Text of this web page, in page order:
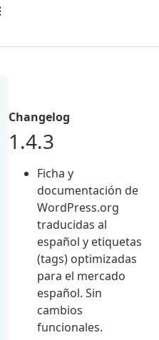
Changelog
1.4.3
Ficha y
documentación de
WordPress.org
traducidas al
español y etiquetas
(tags) optimizadas
para el mercado
español. Sin
cambios
funcionales.